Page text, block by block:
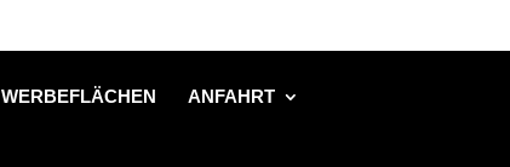
WERBEFLÄCHEN ANFAHRT